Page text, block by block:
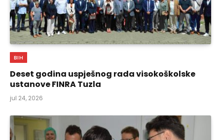
BIH
Deset godina uspješnog rada visokoškolske
ustanove FINRA Tuzla
jul 24, 2026